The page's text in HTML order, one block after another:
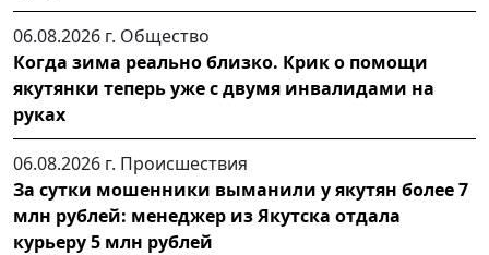
06.08.2026 г. Общество
Когда зима реально близко. Крик о помощи
якутянки теперь уже с двумя инвалидами на
руках
06.08.2026 г. Происшествия
За сутки мошенники выманили у якутян более 7
млн рублей: менеджер из Якутска отдала
курьеру 5 млн рублей